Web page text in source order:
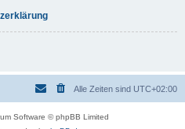
Alle Zeiten sind UTC+02:00
Software © phpBB Limited